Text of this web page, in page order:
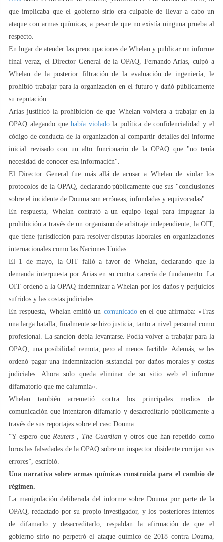
que implicaba que el gobierno sirio era culpable de llevar a cabo un
ataque con armas químicas, a pesar de que no existía ninguna prueba al
respecto.
En lugar de atender las preocupaciones de Whelan y publicar un informe
final veraz, el Director General de la OPAQ, Fernando Arias, culpó a
Whelan de la posterior filtración de la evaluación de ingeniería, le
prohibió trabajar para la organización en el futuro y dañó públicamente
su reputación.
Arias justificó la prohibición de que Whelan volviera a trabajar en la
OPAQ alegando quehabía violado la política de confidencialidad y el
código de conducta de la organización al compartir detalles del informe
inicial revisado con un alto funcionario de la OPAQ que "no tenía
necesidad de conocer esa información".
El Director General fue más allá de acusar a Whelan de violar los
protocolos de la OPAQ, declarando públicamente que sus "conclusiones
sobre el incidente de Douma son erróneas, infundadas y equivocadas".
En respuesta, Whelan contrató a un equipo legal para impugnar la
prohibición a través de un organismo de arbitraje independiente, la OIT,
que tiene jurisdicción para resolver disputas laborales en organizaciones
internacionales como las Naciones Unidas.
El 1 de mayo, la OIT falló a favor de Whelan, declarando que la
demanda interpuesta por Arias en su contra carecía de fundamento. La
OIT ordenó a la OPAQ indemnizar a Whelan por los daños y perjuicios
sufridos y las costas judiciales.
En respuesta, Whelan emitió un comunicadoen el que afirmaba: «Tras
una larga batalla, finalmente se hizo justicia, tanto a nivel personal como
profesional. La sanción debía levantarse. Podía volver a trabajar para la
OPAQ; una posibilidad remota, pero al menos factible. Además, se les
ordenó pagar una indemnización sustancial por daños morales y costas
judiciales. Ahora solo queda eliminar de su sitio web el informe
difamatorio que me calumnia».
Whelan también arremetió contra los principales medios de
comunicación que intentaron difamarlo y desacreditarlo públicamente a
través de sus reportajes sobre el caso Douma.
“Y espero queReuters , The Guardiany otros que han repetido como
loros las falsedades de la OPAQ sobre un inspector disidente corrijan sus
errores”, escribió.
Una narrativa sobre armas químicas construida para el cambio de
régimen.
La manipulación deliberada del informe sobre Douma por parte de la
OPAQ, redactado por su propio investigador, y los posteriores intentos
de difamarlo y desacreditarlo, respaldan la afirmación de que el
gobierno sirio no perpetró el ataque químico de 2018 contra Douma,